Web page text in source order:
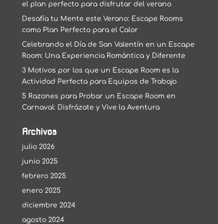
el plan perfecto para disfrutar del verano
Desafía tu Mente este Verano: Escape Rooms
como Plan Perfecto para el Calor
Celebrando el Día de San Valentín en un Escape
Room: Una Experiencia Romántica y Diferente
3 Motivos por los que un Escape Room es la
Actividad Perfecta para Equipos de Trabajo
5 Razones para Probar un Escape Room en
Carnaval: Disfrázate y Vive la Aventura
Archivos
julio 2026
junio 2025
febrero 2025
enero 2025
diciembre 2024
agosto 2024